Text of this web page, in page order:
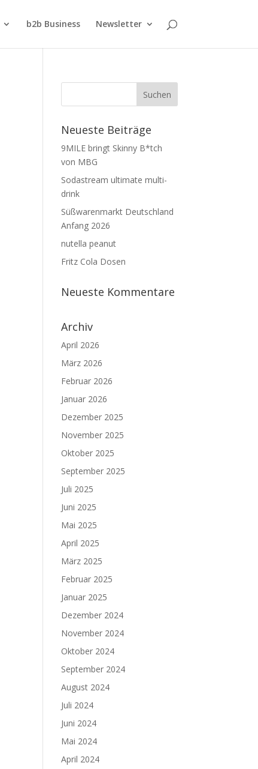
b2b Business Newsletter
Neueste Beiträge
9MILE bringt Skinny B*tch
von MBG
Sodastream ultimate multi-
drink
Süßwarenmarkt Deutschland
Anfang 2026
nutella peanut
Fritz Cola Dosen
Neueste Kommentare
Archiv
April 2026
März 2026
Februar 2026
Januar 2026
Dezember 2025
November 2025
Oktober 2025
September 2025
Juli 2025
Juni 2025
Mai 2025
April 2025
März 2025
Februar 2025
Januar 2025
Dezember 2024
November 2024
Oktober 2024
September 2024
August 2024
Juli 2024
Juni 2024
Mai 2024
April 2024